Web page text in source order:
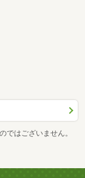
ではございません。